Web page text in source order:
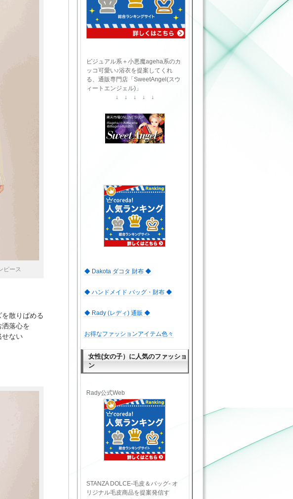
ピース
散りばめる
落心を
せない
ビジュアル系＋小悪魔ageha系のカ
ッコ可愛い♪浴衣を提案してくれ
る、通販専門店「SweetAngel(スウ
ィートエンジェル)」
↓ ↓ ↓ ↓ ↓
◆ Dakota ダコタ 財布 ◆
◆ ハンドメイド バッグ・財布 ◆
◆ Rady (レディ) 通販 ◆
お得なファッションアイテム色々
女性(女の子）に人気のファッショ
ン
Rady公式Web
STANZA DOLCE-毛皮＆バッグ- オ
リジナル毛皮商品を提案発信す